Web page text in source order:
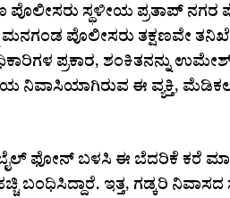
ಪೊಲೀಸರು ಸ್ಥಳೀಯ ಪ್ರತಾಪ್
ಪೊಲೀಸರು ತಕ್ಷಣವೇ
ಪ್ರಕಾರ, ಶಂಕಿತನನ್ನು
ನಿವಾಸಿಯಾಗಿರುವ ಈ ವ್ಯಕ್ತಿ,
ಫೋನ್‌ ಬಳಸಿ ಈ ಬೆದರಿಕೆ ಕರೆ
ಬಂಧಿಸಿದ್ದಾರೆ. ಇತ್ತ, ಗಡ್ಕರಿ ನಿವಾಸದ